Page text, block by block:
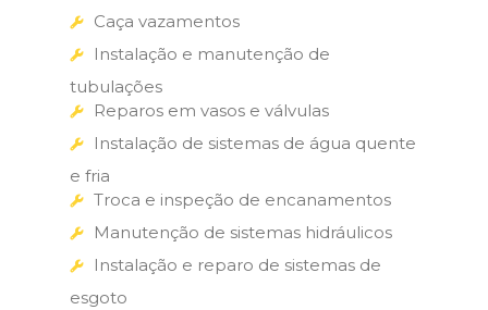
Caça vazamentos
Instalação e manutenção de
tubulações
Reparos em vasos e válvulas
Instalação de sistemas de água quente
e fria
Troca e inspeção de encanamentos
Manutenção de sistemas hidráulicos
Instalação e reparo de sistemas de
esgoto